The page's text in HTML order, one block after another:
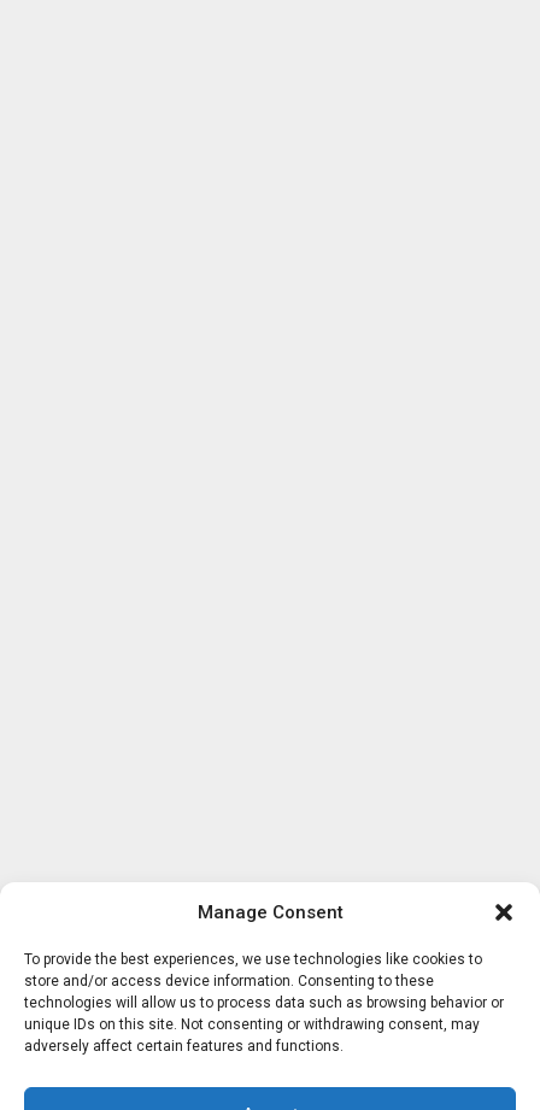
Manage Consent
To provide the best experiences, we use technologies like cookies to
store and/or access device information. Consenting to these
technologies will allow us to process data such as browsing behavior or
unique IDs on this site. Not consenting or withdrawing consent, may
adversely affect certain features and functions.